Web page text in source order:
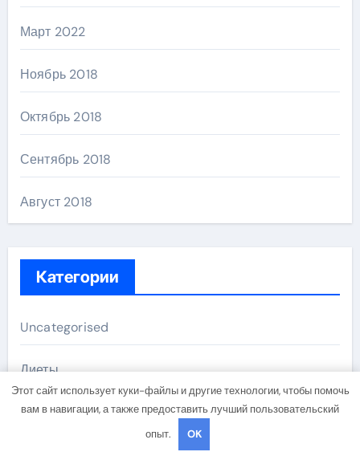
Март 2022
Ноябрь 2018
Октябрь 2018
Сентябрь 2018
Август 2018
Категории
Uncategorised
Диеты
Здоровье
Этот сайт использует куки-файлы и другие технологии, чтобы помочь
вам в навигации, а также предоставить лучший пользовательский
опыт.
OK